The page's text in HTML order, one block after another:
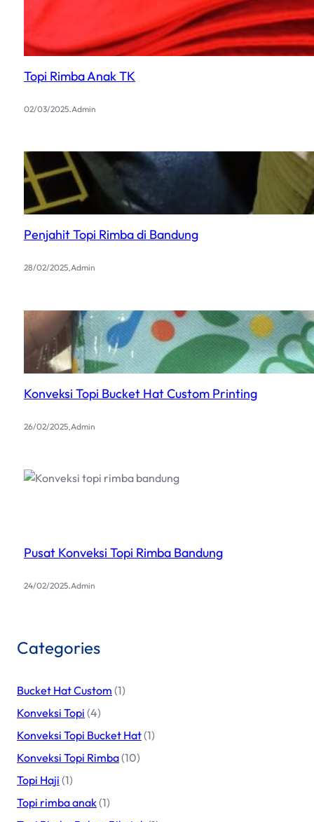
Topi Rimba Anak TK
02/03/2025.Admin
Penjahit Topi Rimba di Bandung
28/02/2025.Admin
Konveksi Topi Bucket Hat Custom Printing
26/02/2025.Admin
Pusat Konveksi Topi Rimba Bandung
24/02/2025.Admin
Categories
Bucket Hat Custom (1)
Konveksi Topi (4)
Konveksi Topi Bucket Hat(1)
Konveksi Topi Rimba(10)
Topi Haji (1)
Topi rimba anak(1)